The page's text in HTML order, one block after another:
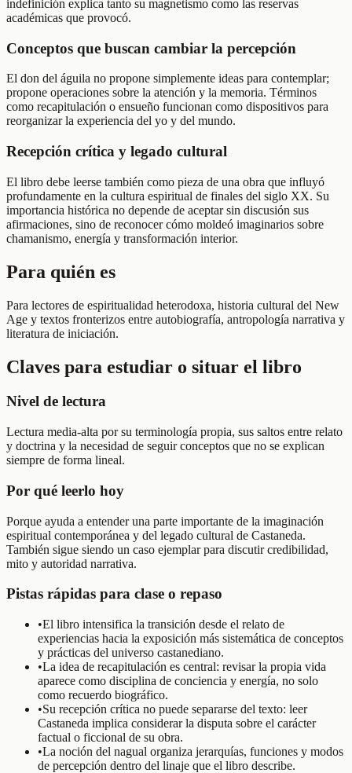
indefinición explica tanto su magnetismo como las reservas
académicas que provocó.
Conceptos que buscan cambiar la percepción
El don del águila no propone simplemente ideas para contemplar;
propone operaciones sobre la atención y la memoria. Términos
como recapitulación o ensueño funcionan como dispositivos para
reorganizar la experiencia del yo y del mundo.
Recepción crítica y legado cultural
El libro debe leerse también como pieza de una obra que influyó
profundamente en la cultura espiritual de finales del siglo XX. Su
importancia histórica no depende de aceptar sin discusión sus
afirmaciones, sino de reconocer cómo moldeó imaginarios sobre
chamanismo, energía y transformación interior.
Para quién es
Para lectores de espiritualidad heterodoxa, historia cultural del New
Age y textos fronterizos entre autobiografía, antropología narrativa y
literatura de iniciación.
Claves para estudiar o situar el libro
Nivel de lectura
Lectura media-alta por su terminología propia, sus saltos entre relato
y doctrina y la necesidad de seguir conceptos que no se explican
siempre de forma lineal.
Por qué leerlo hoy
Porque ayuda a entender una parte importante de la imaginación
espiritual contemporánea y del legado cultural de Castaneda.
También sigue siendo un caso ejemplar para discutir credibilidad,
mito y autoridad narrativa.
Pistas rápidas para clase o repaso
•El libro intensifica la transición desde el relato de
experiencias hacia la exposición más sistemática de conceptos
y prácticas del universo castanediano.
•La idea de recapitulación es central: revisar la propia vida
aparece como disciplina de conciencia y energía, no solo
como recuerdo biográfico.
•Su recepción crítica no puede separarse del texto: leer
Castaneda implica considerar la disputa sobre el carácter
factual o ficcional de su obra.
•La noción del nagual organiza jerarquías, funciones y modos
de percepción dentro del linaje que el libro describe.